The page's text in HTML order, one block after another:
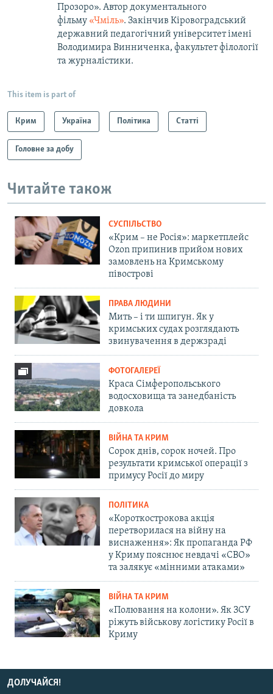
Прозоро». Автор документального
фільму «Чміль». Закінчив Кіровоградський
державний педагогічний університет імені
Володимира Винниченка, факультет філології
та журналістики.
This item is part of
Крим Україна Політика Статті
Головне за добу
Читайте також
СУСПІЛЬСТВО
«Крим – не Росія»: маркетплейс
Ozon припинив прийом нових
замовлень на Кримському
півострові
ПРАВА ЛЮДИНИ
Мить – і ти шпигун. Як у
кримських судах розглядають
звинувачення в держзраді
ФОТОГАЛЕРЕЇ
Краса Сімферопольського
водосховища та занедбаність
довкола
ВІЙНА ТА КРИМ
Сорок днів, сорок ночей. Про
результати кримської операції з
примусу Росії до миру
ПОЛІТИКА
«Короткострокова акція
перетворилася на війну на
виснаження»: Як пропаганда РФ
у Криму пояснює невдачі «СВО»
та залякує «мінними атаками»
ВІЙНА ТА КРИМ
«Полювання на колони». Як ЗСУ
ріжуть військову логістику Росії в
Криму
ДОЛУЧАЙСЯ!